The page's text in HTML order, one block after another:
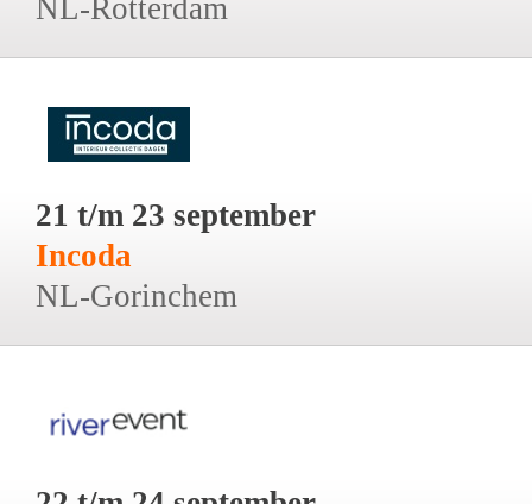
NL-Rotterdam
21 t/m 23 september
Incoda
NL-Gorinchem